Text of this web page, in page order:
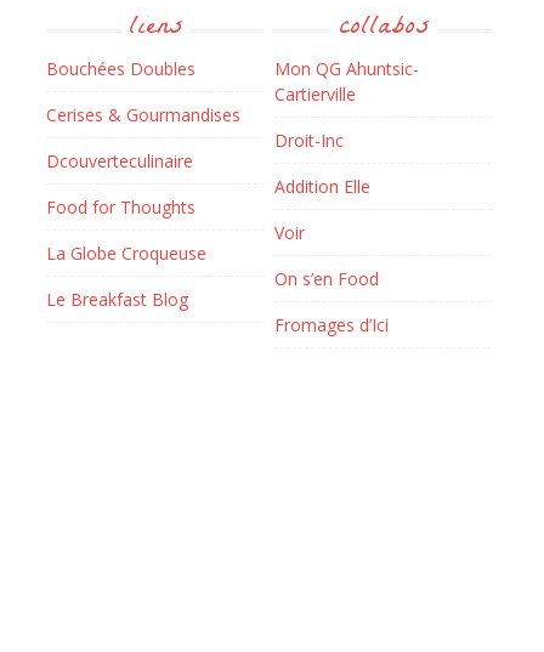
liens
Bouchées Doubles
Cerises & Gourmandises
Dcouverteculinaire
Food for Thoughts
La Globe Croqueuse
Le Breakfast Blog
collabos
Mon QG Ahuntsic-
Cartierville
Droit-Inc
Addition Elle
Voir
On s’en Food
Fromages d’Ici